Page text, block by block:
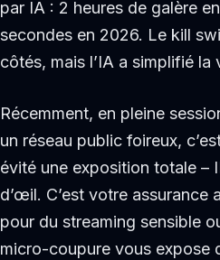
par IA : 2 heures de galère
secondes en 2026. Le kill
côtés, mais l’IA a simplifié la
Récemment, en pleine
un réseau public foireux,
évité une exposition totale –
d’œil. C’est votre assurance
pour du streaming sensible
micro-coupure vous expose